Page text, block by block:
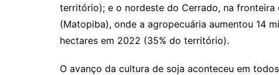
território); e o nordeste do Cerrado, na fronteira
(Matopiba), onde a agropecuária aumentou 14
hectares em 2022 (35% do território).
O avanço da cultura de soja aconteceu em